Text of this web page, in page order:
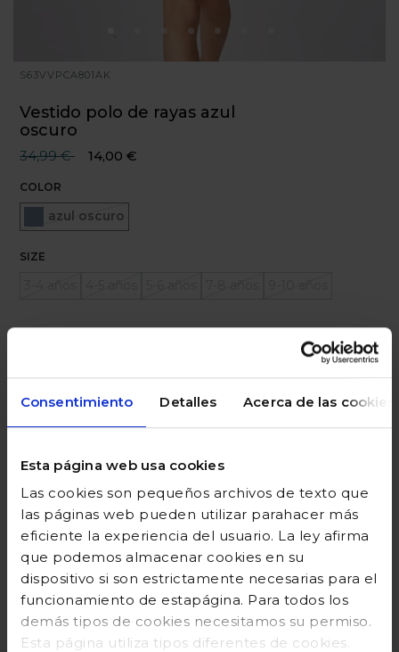
Consentimiento Detalles Acerca de las cookies
Esta página web usa cookies
Las cookies son pequeños archivos de texto que
las páginas web pueden utilizar parahacer más
eficiente la experiencia del usuario. La ley afirma
que podemos almacenar cookies en su
dispositivo si son estrictamente necesarias para el
funcionamiento de estapágina. Para todos los
demás tipos de cookies necesitamos su permiso.
Esta página utiliza tipos diferentes de cookies.
S63VVPCA801AK
Vestido polo de rayas azul
oscuro
Precio reducido desde
34,99 €hasta
14,00 €
COLOR
azul oscuro
Seleccionado
SIZE
Ayuda sobre tallas
Añadir a la cesta
DESCRIPCIÓN
COMPOSICIÓN
GUÍA DE TALLAS
DEVOLUCIONES